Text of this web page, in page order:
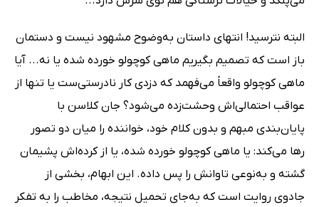
البته نترسید! انتهای داستان به‌وضوح مشهود نیست و دستمان
باز است که تصمیم بگیریم ماهی کوچولو خورده شده یا نه... آیا
ماهی کوچولو واقعاً می‌فهمد که دزدی کار نادرستی‌ست یا تنها از
عواقب احتمالی‌اش وحشت‌زده می‌شود؟ جان کلاسن با
پایان‌بندی مبهم و بدون کلام خود، خواننده را میان دو تصور
رها می‌کند: یا ماهی کوچولو خورده شده، یا از کرده‌اش پشیمان
گشته و به‌نوعی تاوانش را پس داده. این ابهام، بخشی از
جادوی روایت است که به‌جای تحمیل نتیجه، مخاطب را به تفکر